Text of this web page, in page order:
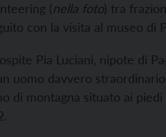
(nella foto) tra
con la visita al museo di
Pia Luciani, nipote di
uomo davvero
di montagna situato ai